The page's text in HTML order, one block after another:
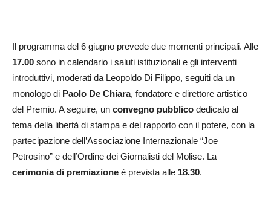
Il programma del 6 giugno prevede due momenti principali. Alle
17.00 sono in calendario i saluti istituzionali e gli interventi
introduttivi, moderati da Leopoldo Di Filippo, seguiti da un
monologo di Paolo De Chiara, fondatore e direttore artistico
del Premio. A seguire, un convegno pubblico dedicato al
tema della libertà di stampa e del rapporto con il potere, con la
partecipazione dell’Associazione Internazionale “Joe
Petrosino” e dell’Ordine dei Giornalisti del Molise. La
cerimonia di premiazione è prevista alle 18.30.